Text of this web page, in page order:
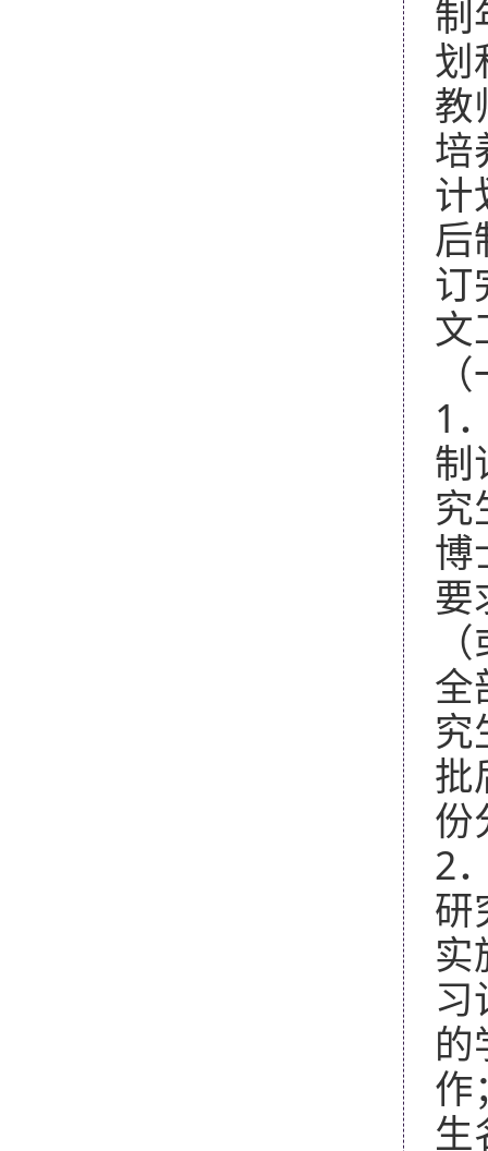
制
划
教
培
计
后
订
文
1
制
究
博
要
全
究
批
份
2
研
实
习
的
作
生